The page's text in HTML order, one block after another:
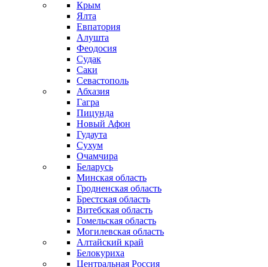
Крым
Ялта
Евпатория
Алушта
Феодосия
Судак
Саки
Севастополь
Абхазия
Гагра
Пицунда
Новый Афон
Гудаута
Сухум
Очамчира
Беларусь
Минская область
Гродненская область
Брестская область
Витебская область
Гомельская область
Могилевская область
Алтайский край
Белокуриха
Центральная Россия